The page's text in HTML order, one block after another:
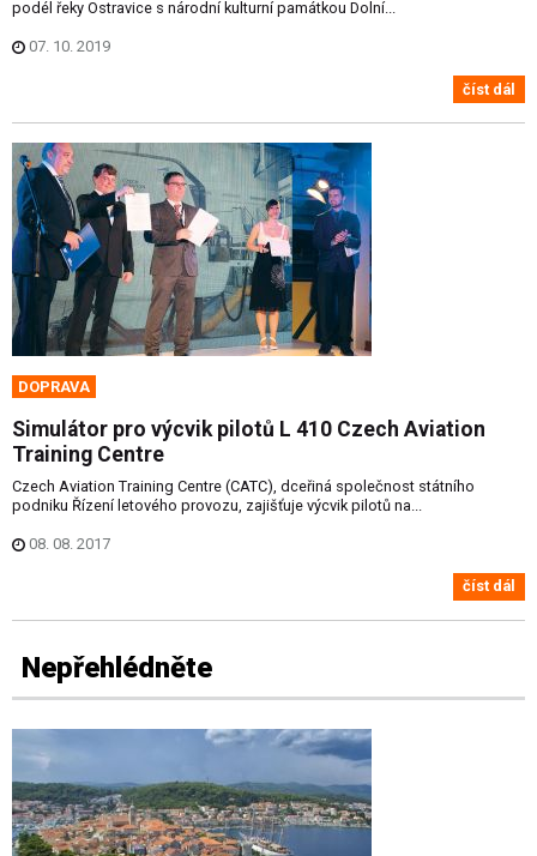
podél řeky Ostravice s národní kulturní památkou Dolní...
07. 10. 2019
číst dál
DOPRAVA
Simulátor pro výcvik pilotů L 410 Czech Aviation
Training Centre
Czech Aviation Training Centre (CATC), dceřiná společnost státního
podniku Řízení letového provozu, zajišťuje výcvik pilotů na...
08. 08. 2017
číst dál
Nepřehlédněte